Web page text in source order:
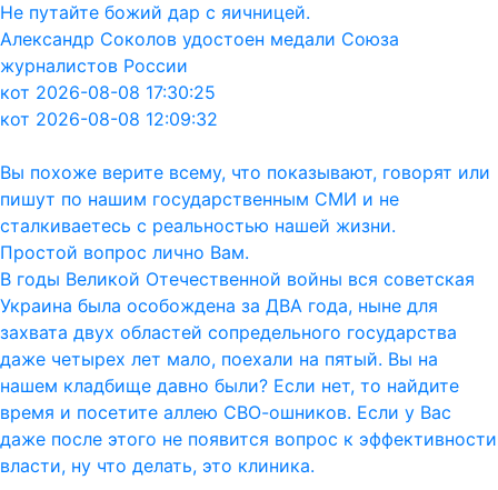
Не путайте божий дар с яичницей.
Александр Соколов удостоен медали Союза
журналистов России
кот 2026-08-08 17:30:25
кот 2026-08-08 12:09:32
Вы похоже верите всему, что показывают, говорят или
пишут по нашим государственным СМИ и не
сталкиваетесь с реальностью нашей жизни.
Простой вопрос лично Вам.
В годы Великой Отечественной войны вся советская
Украина была особождена за ДВА года, ныне для
захвата двух областей сопредельного государства
даже четырех лет мало, поехали на пятый. Вы на
нашем кладбище давно были? Если нет, то найдите
время и посетите аллею СВО-ошников. Если у Вас
даже после этого не появится вопрос к эффективности
власти, ну что делать, это клиника.